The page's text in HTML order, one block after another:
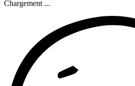
Chargement ...